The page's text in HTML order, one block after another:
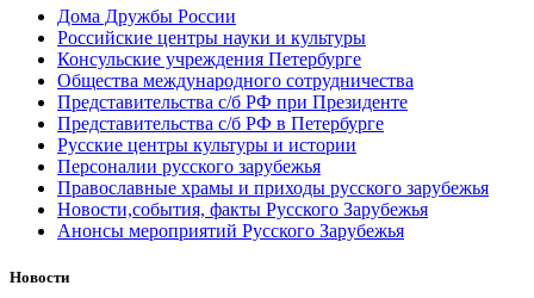
Дома Дружбы России
Российские центры науки и культуры
Консульские учреждения Петербурге
Общества международного сотрудничества
Представительства с/б РФ при Президенте
Представительства с/б РФ в Петербурге
Русские центры культуры и истории
Персоналии русского зарубежья
Православные храмы и приходы русского зарубежья
Новости,события, факты Русского Зарубежья
Анонсы мероприятий Русского Зарубежья
Новости